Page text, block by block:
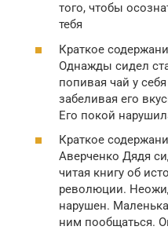
того, чтобы
тебя
Краткое
Однажды сидел
попивая чай у
забеливая его
Его покой
Краткое
Аверченко Дядя
читая книгу об
революции.
нарушен.
ним пообщаться.